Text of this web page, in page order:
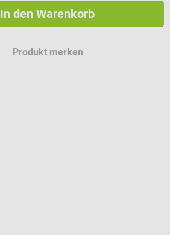
In den Warenkorb
Produkt merken